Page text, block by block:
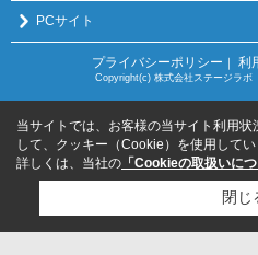
PCサイト
プライバシーポリシー ｜ 利
Copyright(c) 株式会社ステージラ
当サイトでは、お客様の当サイト利用
して、クッキー（Cookie）を使用してい
詳しくは、当社の 「Cookieの取扱いにつ
閉じ